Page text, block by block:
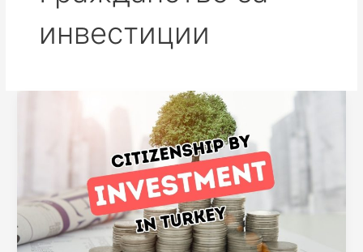
инвестиции
гражданству:
комплексное
руководство
по